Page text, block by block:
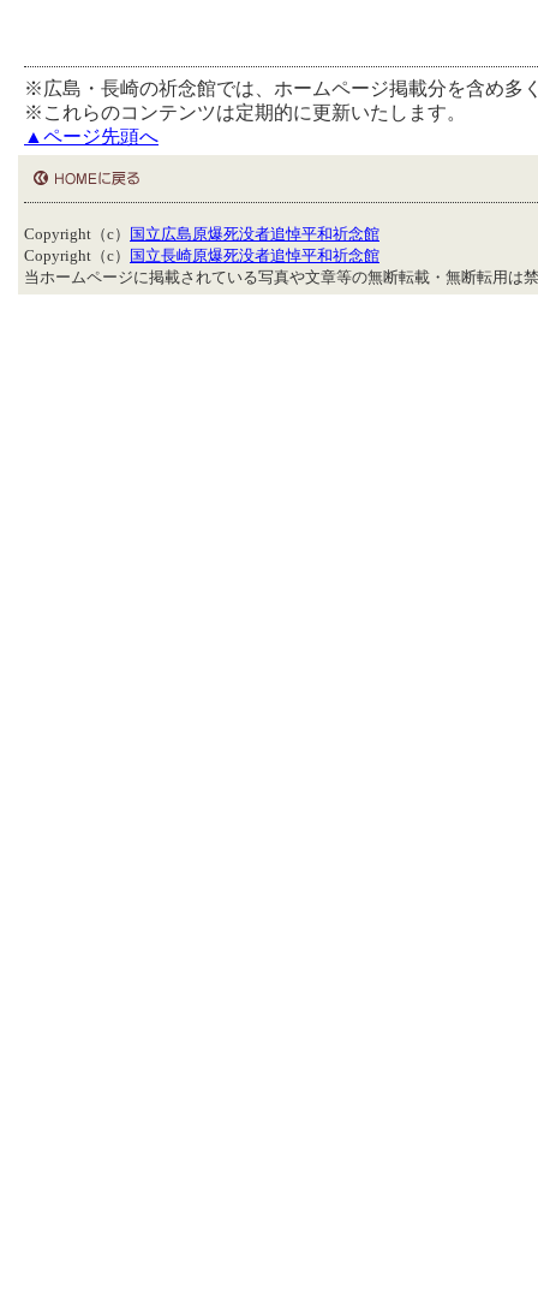
※広島・長崎の祈念館では、ホームページ掲載分を含め多
※これらのコンテンツは定期的に更新いたします。
▲ページ先頭へ
Copyright（c）
国立広島原爆死没者追悼平和祈念館
Copyright（c）
国立長崎原爆死没者追悼平和祈念館
当ホームページに掲載されている写真や文章等の無断転載・無断転用は